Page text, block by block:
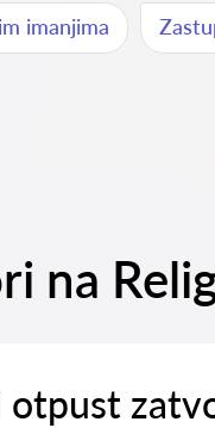
imanjima
na